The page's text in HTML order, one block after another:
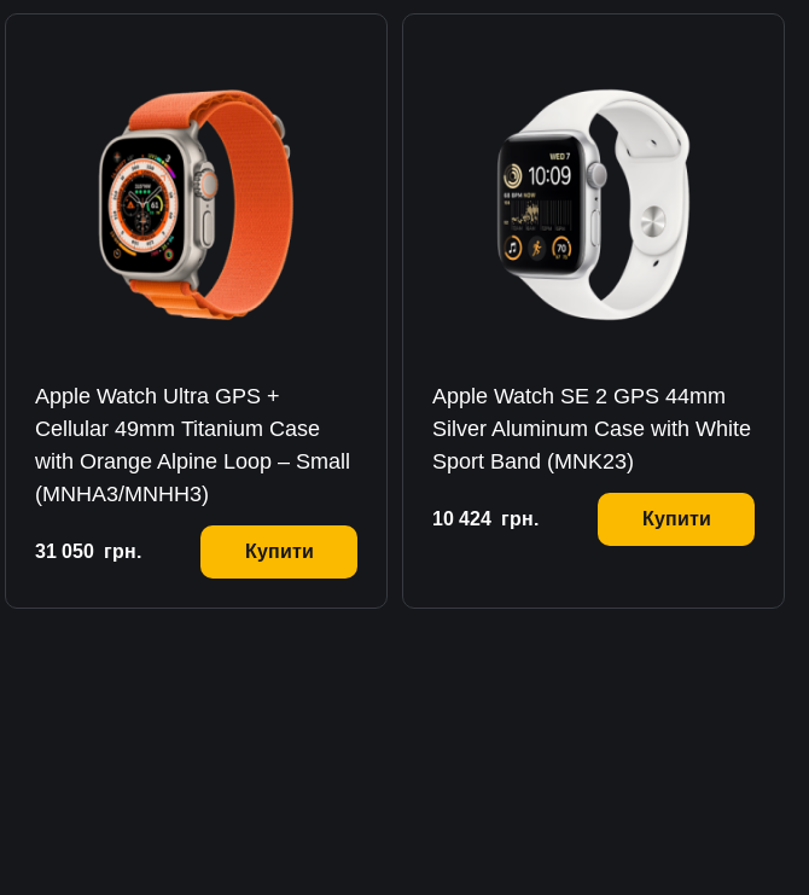
Apple Watch Ultra GPS +
Cellular 49mm Titanium Case
with Orange Alpine Loop – Small
(MNHA3/MNHH3)
31 050 грн. Купити
Apple Watch SE 2 GPS 44mm
Silver Aluminum Case with White
Sport Band (MNK23)
10 424 грн. Купити